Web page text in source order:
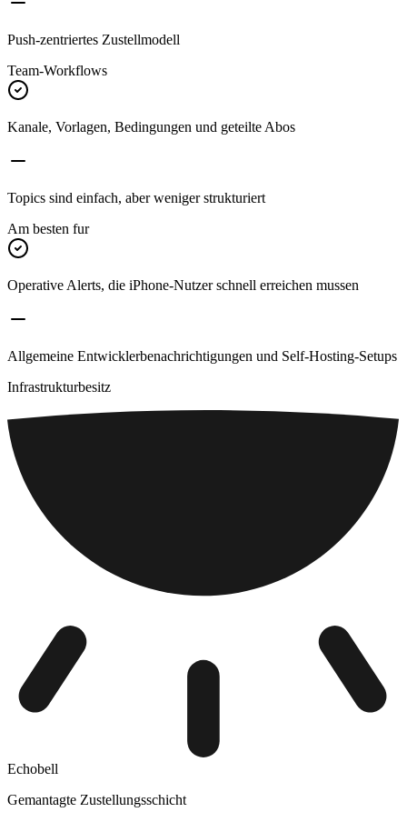
Push-zentriertes Zustellmodell
Team-Workflows
Kanale, Vorlagen, Bedingungen und geteilte Abos
Topics sind einfach, aber weniger strukturiert
Am besten fur
Operative Alerts, die iPhone-Nutzer schnell erreichen mussen
Allgemeine Entwicklerbenachrichtigungen und Self-Hosting-Setups
Infrastrukturbesitz
Echobell
Gemantagte Zustellungsschicht